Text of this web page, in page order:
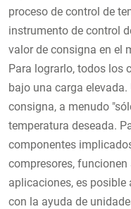
proceso de control de
instrumento de control
valor de consigna en el
Para lograrlo, todos los
bajo una carga
consigna, a menudo
temperatura deseada.
componentes
compresores,
aplicaciones, es posible
con la ayuda de